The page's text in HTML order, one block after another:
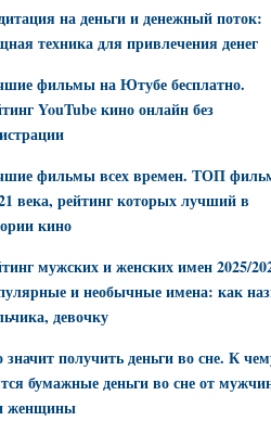
на деньги и денежный поток:
техника для привлечения денег
фильмы на Ютубе бесплатно.
YouTube кино онлайн без
фильмы всех времен. ТОП
века, рейтинг которых лучший в
кино
мужских и женских имен 2025/
и необычные имена: как
девочку
значит получить деньги во сне. К
бумажные деньги во сне от
женщины